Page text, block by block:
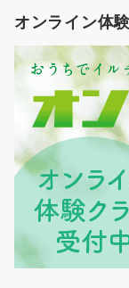
オンライン体